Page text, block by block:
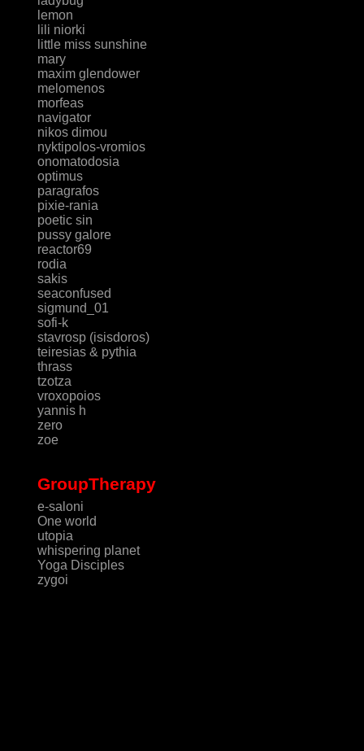
lemon
lili niorki
little miss sunshine
mary
maxim glendower
melomenos
morfeas
navigator
nikos dimou
nyktipolos-vromios
onomatodosia
optimus
paragrafos
pixie-rania
poetic sin
pussy galore
reactor69
rodia
sakis
seaconfused
sigmund_01
sofi-k
stavrosp (isisdoros)
teiresias & pythia
thrass
tzotza
vroxopoios
yannis h
zero
zoe
GroupTherapy
e-saloni
One world
utopia
whispering planet
Yoga Disciples
zygoi